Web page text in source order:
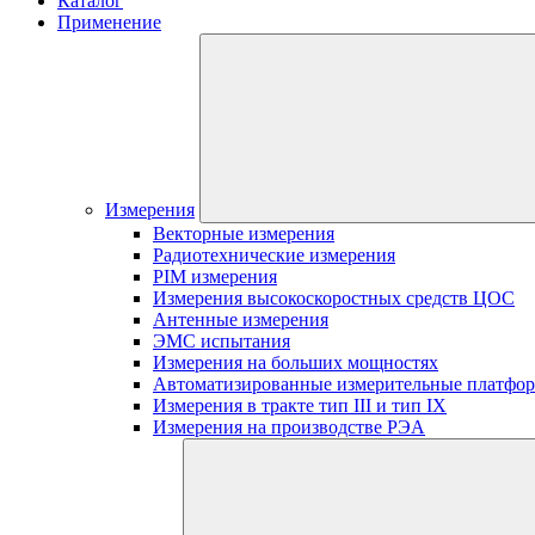
Применение
Измерения
Векторные измерения
Радиотехнические измерения
PIM измерения
Измерения высокоскоростных средств ЦОС
Антенные измерения
ЭМС испытания
Измерения на больших мощностях
Автоматизированные измерительные
Измерения в тракте тип III и тип IX
Измерения на производстве РЭА